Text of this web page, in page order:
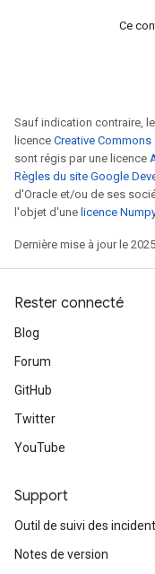
Ce
Sauf indication contraire,
licence Creative
sont régis par une licence
Règles du site Google
d'Oracle et/ou de ses
l'objet d'une licence Numpy
Dernière mise à jour le
Rester connecté
Blog
Forum
GitHub
Twitter
YouTube
Support
Outil de suivi des
Notes de version